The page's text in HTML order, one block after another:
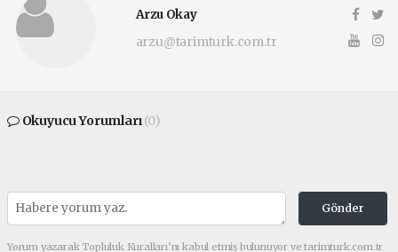
Arzu Okay
arzu@tarimturk.com.tr
Okuyucu Yorumları(0)
Gönder
Yorum yazarak Topluluk Kuralları’nı kabul etmiş bulunuyor ve tarimturk.com.tr